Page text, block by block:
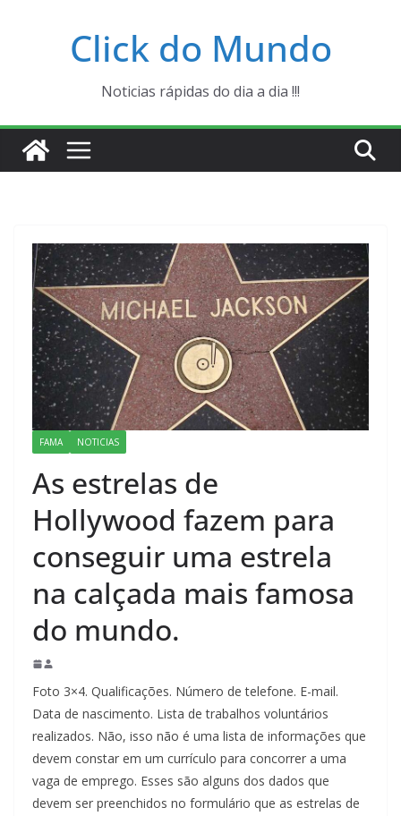
Click do Mundo
Noticias rápidas do dia a dia !!!
FAMA NOTICIAS
As estrelas de
Hollywood fazem para
conseguir uma estrela
na calçada mais famosa
do mundo.
Foto 3×4. Qualificações. Número de telefone. E-mail.
Data de nascimento. Lista de trabalhos voluntários
realizados. Não, isso não é uma lista de informações que
devem constar em um currículo para concorrer a uma
vaga de emprego. Esses são alguns dos dados que
devem ser preenchidos no formulário que as estrelas de